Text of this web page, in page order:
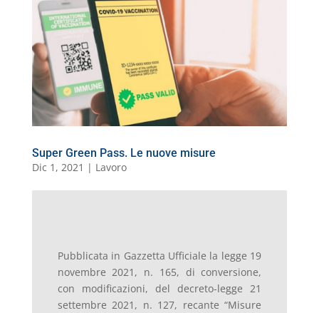
o
o
k
n
er
m
o
o
M
ai
l
di
vi
di
Super Green Pass. Le nuove misure
Dic 1, 2021 | Lavoro
Pubblicata in Gazzetta Ufficiale la legge 19
novembre 2021, n. 165, di conversione,
con modificazioni, del decreto-legge 21
settembre 2021, n. 127, recante “Misure